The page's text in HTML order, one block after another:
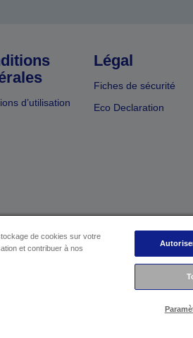
d’utilisation
Légal
Fiches de sécurité
Eco Declaration
de cookies sur votre
et contribuer à nos